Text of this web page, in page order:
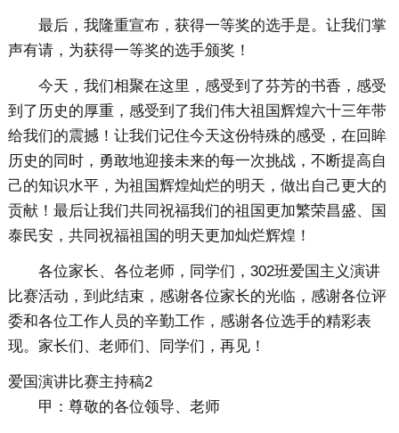
最后，我隆重宣布，获得一等奖的选手是。让我们掌
声有请，为获得一等奖的选手颁奖！
今天，我们相聚在这里，感受到了芬芳的书香，感受
到了历史的厚重，感受到了我们伟大祖国辉煌六十三年带
给我们的震撼！让我们记住今天这份特殊的感受，在回眸
历史的同时，勇敢地迎接未来的每一次挑战，不断提高自
己的知识水平，为祖国辉煌灿烂的明天，做出自己更大的
贡献！最后让我们共同祝福我们的祖国更加繁荣昌盛、国
泰民安，共同祝福祖国的明天更加灿烂辉煌！
各位家长、各位老师，同学们，302班爱国主义演讲
比赛活动，到此结束，感谢各位家长的光临，感谢各位评
委和各位工作人员的辛勤工作，感谢各位选手的精彩表
现。家长们、老师们、同学们，再见！
爱国演讲比赛主持稿2
甲：尊敬的各位领导、老师